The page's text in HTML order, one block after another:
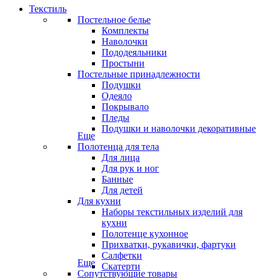
Текстиль
Постельное белье
Комплекты
Наволочки
Пододеяльники
Простыни
Постельные принадлежности
Подушки
Одеяло
Покрывало
Пледы
Подушки и наволочки декоративные
Еще
Полотенца для тела
Для лица
Для рук и ног
Банные
Для детей
Для кухни
Наборы текстильных изделий для
кухни
Полотенце кухонное
Прихватки, рукавички, фартуки
Салфетки
Скатерти
Еще
Сопутствующие товары